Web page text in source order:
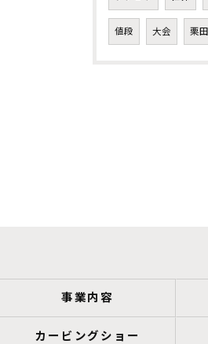
値段 大会 栗田
事業内容
カービングショー